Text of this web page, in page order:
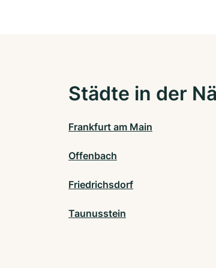
Städte in der
Frankfurt am Main
Offenbach
Friedrichsdorf
Taunusstein